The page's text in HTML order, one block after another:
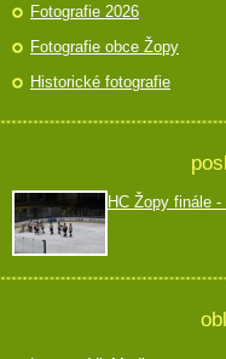
Fotografie 2026
Fotografie obce Žopy
Historické fotografie
HC Žopy finále -